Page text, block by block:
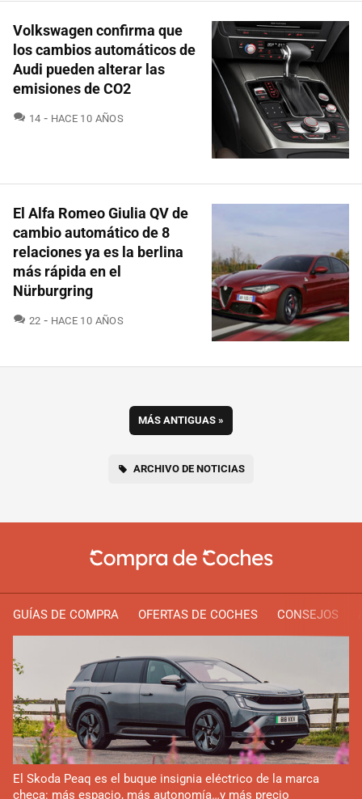
Volkswagen confirma que
los cambios automáticos de
Audi pueden alterar las
emisiones de CO2
14 COMENTARIOS
HACE 10 AÑOS
El Alfa Romeo Giulia QV de
cambio automático de 8
relaciones ya es la berlina
más rápida en el
Nürburgring
22 COMENTARIOS
HACE 10 AÑOS
MÁS ANTIGUAS »
ARCHIVO DE NOTICIAS
GUÍAS DE COMPRA OFERTAS DE COCHES CONSEJOS
El Skoda Peaq es el buque insignia eléctrico de la marca
checa: más espacio, más autonomía…y más precio